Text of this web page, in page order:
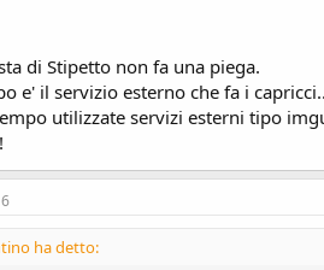
di Stipetto non fa una piega.
e' il servizio esterno che fa i
utilizzate servizi esterni tipo
ha detto: